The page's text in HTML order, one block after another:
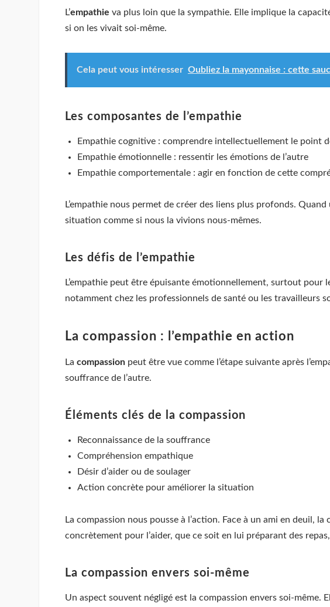
L’empathie va plus loin que la sympathie. Elle implique la
si on les vivait soi-même.
Cela peut vous intéresser Oubliez la mayonnaise : cette
Les composantes de l’empathie
Empathie cognitive : comprendre intellectuellement le point
Empathie émotionnelle : ressentir les émotions de l’autre
Empathie comportementale : agir en fonction de cette
L’empathie nous permet de créer des liens plus profonds.
situation comme si nous la vivions nous-mêmes.
Les défis de l’empathie
L’empathie peut être épuisante émotionnellement, surtout pour
notamment chez les professionnels de santé ou les travailleurs
La compassion : l’empathie en action
La compassion peut être vue comme l’étape suivante après
souffrance de l’autre.
Éléments clés de la compassion
Reconnaissance de la souffrance
Compréhension empathique
Désir d’aider ou de soulager
Action concrète pour améliorer la situation
La compassion nous pousse à l’action. Face à un ami en deuil,
concrètement pour l’aider, que ce soit en lui préparant des
La compassion envers soi-même
Un aspect souvent négligé est la compassion envers soi-même.